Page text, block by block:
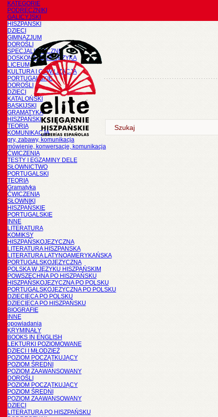
KATEGORIE
PODRĘCZNIKI
GALICYJSKI
HISZPAŃSKI
DZIECI
GIMNAZJUM
DOROŚLI
SPECJALISTYCZNE
DOSKONALENIE JĘZYKA
LICEUM
KULTURA I CYWILIZACJA
PORTUGALSKIE
DOROŚLI
DZIECI
KATALOŃSKI
BASKIJSKI
GRAMATYKA
HISZPAŃSKI
TEORIA
KOMUNIKACJA
gry, zabawy, komunikacja
mówienie, konwersacje, komunikacja
ĆWICZENIA
TESTY I EGZAMINY DELE
SŁOWNICTWO
PORTUGALSKI
TEORIA
Gramatyka
ĆWICZENIA
SŁOWNIKI
HISZPAŃSKIE
PORTUGALSKIE
INNE
LITERATURA
KOMIKSY
HISZPAŃSKOJĘZYCZNA
LITERATURA HISZPANSKA
LITERATURA LATYNOAMERYKAŃSKA
PORTUGALSKOJĘZYCZNA
POLSKA W JĘZYKU HISZPAŃSKIM
POWSZECHNA PO HISZPAŃSKU
HISZPAŃSKOJĘZYCZNA PO POLSKU
PORTUGALSKOJĘZYCZNA PO POLSKU
DZIECIĘCA PO POLSKU
DZIECIĘCA PO HISZPAŃSKU
BIOGRAFIE
INNE
opowiadania
KRYMINAŁY
BOOKS IN ENGLISH
LEKTURKI POZIOMOWANE
DZIECI I MŁODZIEŻ
POZIOM POCZĄTKUJĄCY
POZIOM ŚREDNI
POZIOM ZAAWANSOWANY
DOROŚLI
POZIOM POCZĄTKUJĄCY
POZIOM ŚREDNI
POZIOM ZAAWANSOWANY
DZIECI
LITERATURA PO HISZPAŃSKU